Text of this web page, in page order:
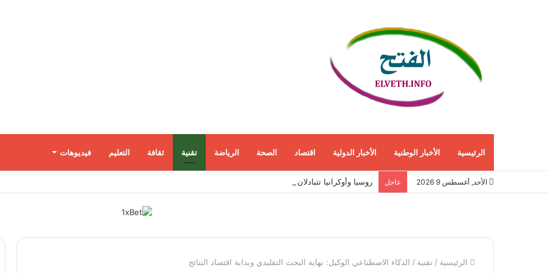
الرئيسية الأخبار الوطنية الأخبار الدولية اقتصاد الصحة الرياضة تقنية ثقافة التعليم فيديوهات
الأحد, أغسطس 9 2026 عاجل روسيا وأوكرانيا تتبادلان هجمات بالمسيّرات.. وزيلينسكي يصل إلى صربيا
الرئيسية / تقنية / الذكاء الاصطناعي الوكيل: نهاية البحث التقليدي وبداية اقتصاد النتائج